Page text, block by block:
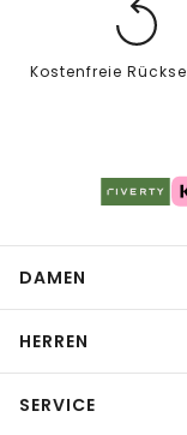
Kostenfreie
DAMEN
HERREN
SERVICE